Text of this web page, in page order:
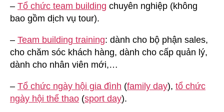
– Tổ chức team building chuyên nghiệp (không
bao gồm dịch vụ tour).
– Team building training: dành cho bộ phận sales,
cho chăm sóc khách hàng, dành cho cấp quản lý,
dành cho nhân viên mới,…
– Tổ chức ngày hội gia đình (family day), tổ chức
ngày hội thể thao (sport day).